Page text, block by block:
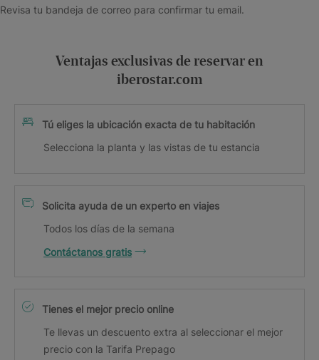
Revisa tu bandeja de correo para confirmar tu email.
Ventajas exclusivas de reservar en
iberostar.com
Tú eliges la ubicación exacta de tu habitación
Selecciona la planta y las vistas de tu estancia
Solicita ayuda de un experto en viajes
Todos los días de la semana
Contáctanos gratis
Tienes el mejor precio online
Te llevas un descuento extra al seleccionar el mejor
precio con la Tarifa Prepago